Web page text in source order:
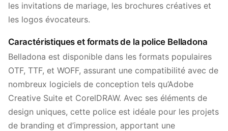
les invitations de mariage, les brochures créatives et
les logos évocateurs.
Caractéristiques et formats de la police Belladona
Belladona est disponible dans les formats populaires
OTF, TTF, et WOFF, assurant une compatibilité avec de
nombreux logiciels de conception tels qu’Adobe
Creative Suite et CorelDRAW. Avec ses éléments de
design uniques, cette police est idéale pour les projets
de branding et d’impression, apportant une